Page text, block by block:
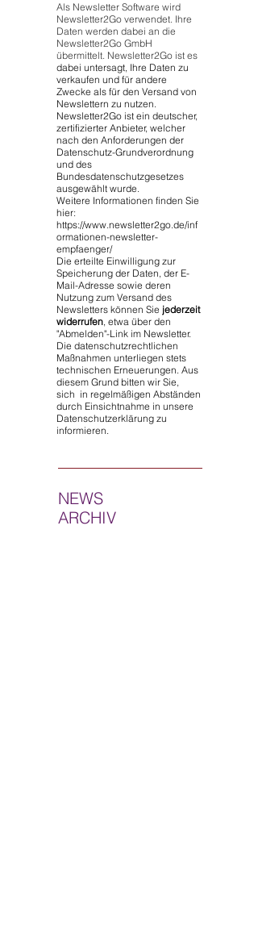
Als Newsletter Software wird
Newsletter2Go verwendet. Ihre
Daten werden dabei an die
Newsletter2Go GmbH
übermittelt. Newsletter2Go ist es
dabei untersagt, Ihre Daten zu
verkaufen und für andere
Zwecke als für den Versand von
Newslettern zu nutzen.
Newsletter2Go ist ein deutscher,
zertifizierter Anbieter, welcher
nach den Anforderungen der
Datenschutz-Grundverordnung
und des
Bundesdatenschutzgesetzes
ausgewählt wurde.
Weitere Informationen finden Sie
hier:
https://www.newsletter2go.de/inf
ormationen-newsletter-
empfaenger/
Die erteilte Einwilligung zur
Speicherung der Daten, der E-
Mail-Adresse sowie deren
Nutzung zum Versand des
Newsletters können Sie jederzeit
widerrufen, etwa über den
"Abmelden"-Link im Newsletter.
Die datenschutzrechtlichen
Maßnahmen unterliegen stets
technischen Erneuerungen. Aus
diesem Grund bitten wir Sie,
sich in regelmäßigen Abständen
durch Einsichtnahme in unsere
Datenschutzerklärung zu
informieren.
NEWS
ARCHIV